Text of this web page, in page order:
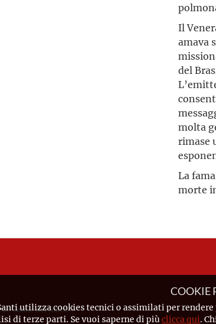
Il
amava
del
molta
rimase
La
morte
Cause dei Santi
COOKIE
utilizza cookies tecnici o assimilati per
di terze parti. Se vuoi saperne di piùclicca qui.